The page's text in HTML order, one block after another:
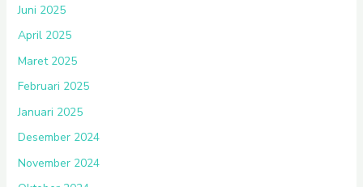
Juni 2025
April 2025
Maret 2025
Februari 2025
Januari 2025
Desember 2024
November 2024